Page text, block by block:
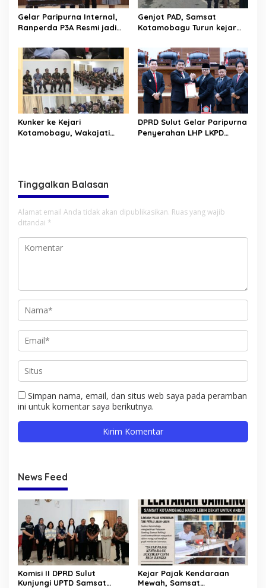
Gelar Paripurna Internal,
Ranperda P3A Resmi jadi
Sulut
Genjot PAD, Samsat
Kotamobagu Turun kejar
Kunker ke Kejari
Kotamobagu, Wakajati
DPRD Sulut Gelar Paripurna
Penyerahan LHP LKPD
Tinggalkan Balasan
Alamat email Anda tidak akan dipublikasikan. Ruas yang wajib
ditandai *
Simpan nama, email, dan situs web saya pada peramban
ini untuk komentar saya berikutnya.
News Feed
Komisi II DPRD Sulut
Kunjungi UPTD Samsat
Kejar Pajak Kendaraan
Mewah, Samsat